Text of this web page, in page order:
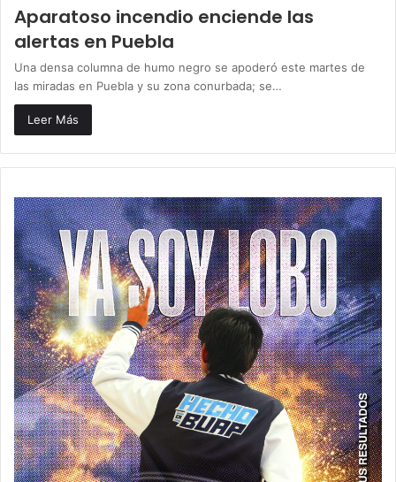
Aparatoso incendio enciende las
alertas en Puebla
Una densa columna de humo negro se apoderó este martes de
las miradas en Puebla y su zona conurbada; se…
Leer Más